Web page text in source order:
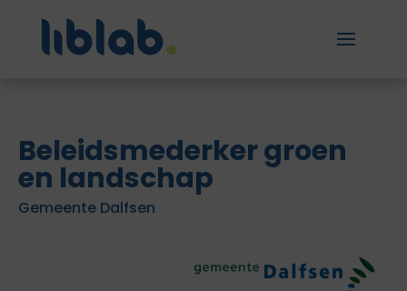
Beleidsmederker groen
en landschap
Gemeente Dalfsen